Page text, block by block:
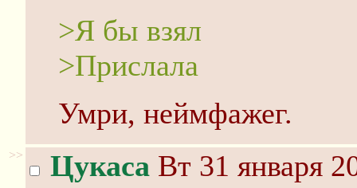
>Я бы взял
>Прислала
Умри, неймфажег.
>> Цукаса Вт 31 января